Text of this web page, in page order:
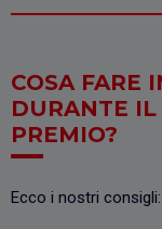
COSA FARE
DURANTE
PREMIO?
Ecco i nostri consigli: